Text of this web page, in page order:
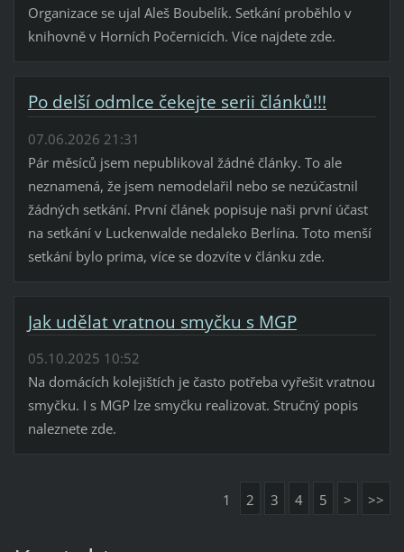
Organizace se ujal Aleš Boubelík. Setkání proběhlo v
knihovně v Horních Počernicích. Více najdete zde.
Po delší odmlce čekejte serii článků!!!
07.06.2026 21:31
Pár měsíců jsem nepublikoval žádné články. To ale
neznamená, že jsem nemodelařil nebo se nezúčastnil
žádných setkání. První článek popisuje naši první účast
na setkání v Luckenwalde nedaleko Berlína. Toto menší
setkání bylo prima, více se dozvíte v článku zde.
Jak udělat vratnou smyčku s MGP
05.10.2025 10:52
Na domácích kolejištích je často potřeba vyřešit vratnou
smyčku. I s MGP lze smyčku realizovat. Stručný popis
naleznete zde.
1 2 3 4 5 > >>